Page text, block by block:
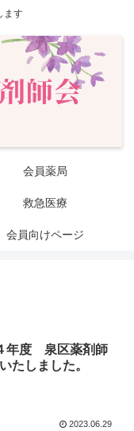
ます
会員薬局
救急医療
会員向けページ
年度 泉区薬剤師
たしました。
2023.06.29